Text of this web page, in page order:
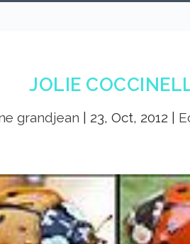
JOLIE
grandjean 23, Oct, 2012